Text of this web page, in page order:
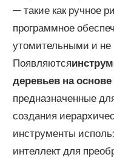
— такие как ручное
программное
утомительными и не
Появляются
деревьев на
предназначенные
создания
инструменты
интеллект для